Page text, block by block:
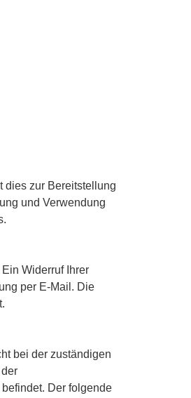
dies zur Bereitstellung
und Verwendung
Widerruf Ihrer
per E-Mail. Die
bei der zuständigen
Der folgende